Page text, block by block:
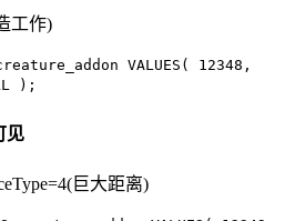
工作)
VALUES ( 12348 ,
);
见
巨大距离)